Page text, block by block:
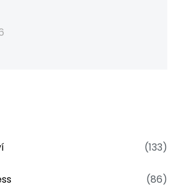
(133)
(86)